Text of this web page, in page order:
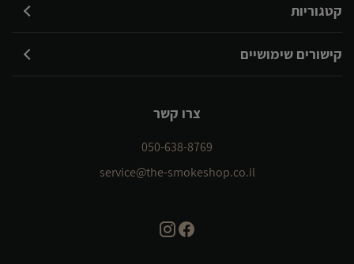
קטגוריות
קישורים שימושיים
צרו קשר
050-638-8769
service@the-smokeshop.co.il